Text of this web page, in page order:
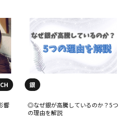
響
銀
◎なぜ銀が高騰しているのか？5つ
の理由を解説